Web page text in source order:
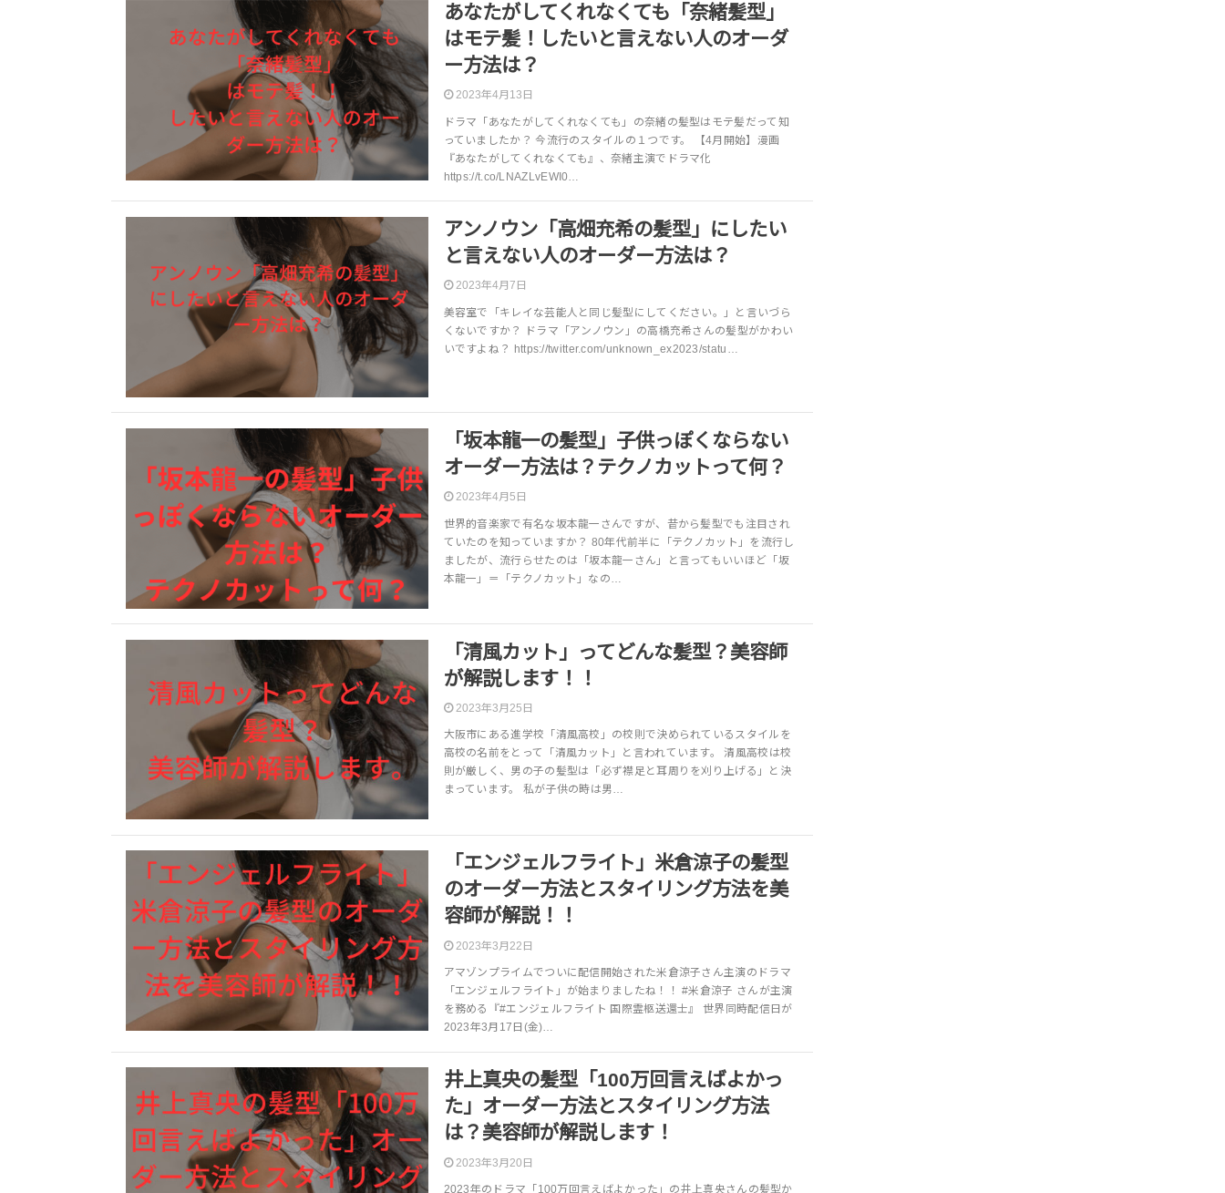
あなたがしてくれなくても「奈緒髪型」
はモテ髪！したいと言えない人のオーダ
ー方法は？
2023年4月13日
ドラマ「あなたがしてくれなくても」の奈緒の髪型はモテ髪だって知
っていましたか？ 今流行のスタイルの１つです。 【4月開始】漫画
『あなたがしてくれなくても』、奈緒主演でドラマ化
https://t.co/LNAZLvEWI0…
アンノウン「高畑充希の髪型」にしたい
と言えない人のオーダー方法は？
2023年4月7日
美容室で「キレイな芸能人と同じ髪型にしてください。」と言いづら
くないですか？ ドラマ「アンノウン」の高橋充希さんの髪型がかわい
いですよね？ https://twitter.com/unknown_ex2023/statu…
「坂本龍一の髪型」子供っぽくならない
オーダー方法は？テクノカットって何？
2023年4月5日
世界的音楽家で有名な坂本龍一さんですが、昔から髪型でも注目され
ていたのを知っていますか？ 80年代前半に「テクノカット」を流行し
ましたが、流行らせたのは「坂本龍一さん」と言ってもいいほど「坂
本龍一」＝「テクノカット」なの…
「清風カット」ってどんな髪型？美容師
が解説します！！
2023年3月25日
大阪市にある進学校「清風高校」の校則で決められているスタイルを
高校の名前をとって「清風カット」と言われています。 清風高校は校
則が厳しく、男の子の髪型は「必ず襟足と耳周りを刈り上げる」と決
まっています。 私が子供の時は男…
「エンジェルフライト」米倉涼子の髪型
のオーダー方法とスタイリング方法を美
容師が解説！！
2023年3月22日
アマゾンプライムでついに配信開始された米倉涼子さん主演のドラマ
「エンジェルフライト」が始まりましたね！！ #米倉涼子 さんが主演
を務める『#エンジェルフライト 国際霊柩送還士』 世界同時配信日が
2023年3月17日(金)…
井上真央の髪型「100万回言えばよかっ
た」オーダー方法とスタイリング方法
は？美容師が解説します！
2023年3月20日
2023年のドラマ「100万回言えばよかった」の井上真央さんの髪型か